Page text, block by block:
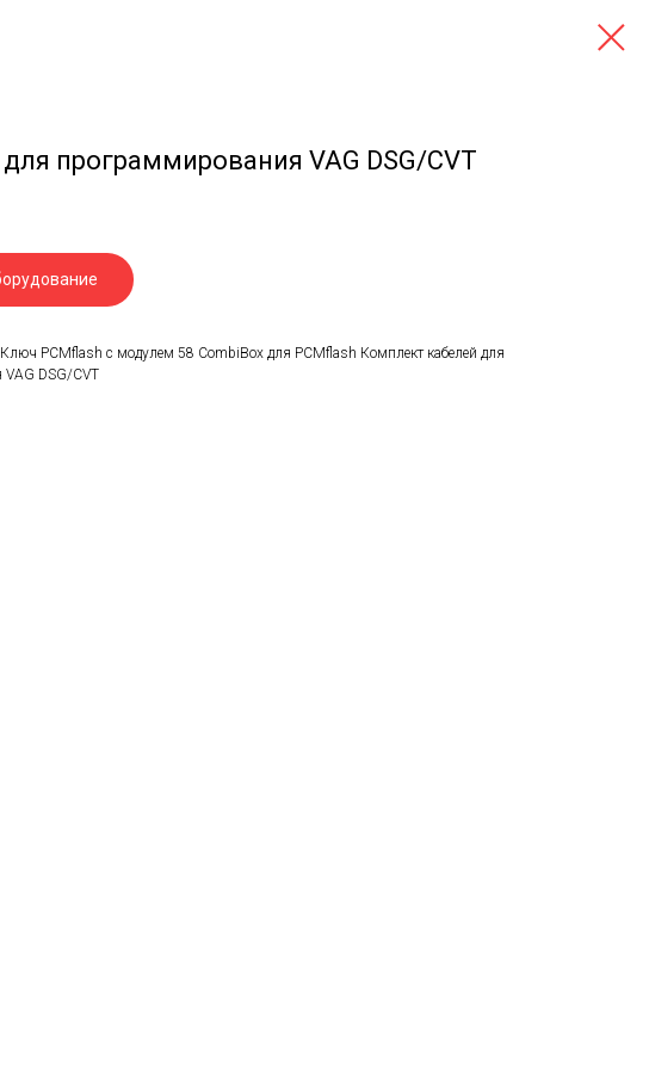
программирования VAG DSG/CVT
PCMflash с модулем 58 CombiBox для PCMflash Комплект кабелей для
DSG/CVT